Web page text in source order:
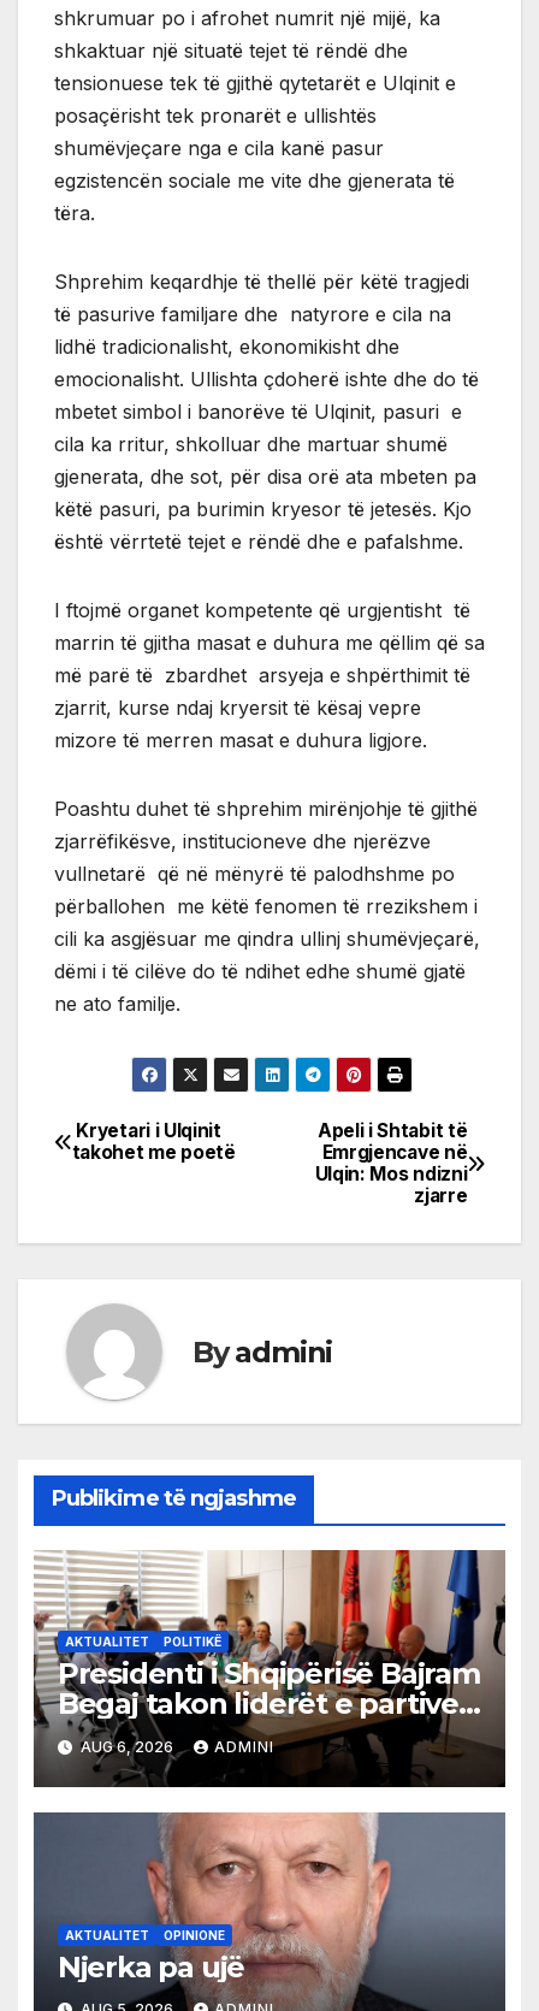
shkrumuar po i afrohet numrit një mijë, ka
shkaktuar një situatë tejet të rëndë dhe
tensionuese tek të gjithë qytetarët e Ulqinit e
posaçërisht tek pronarët e ullishtës
shumëvjeçare nga e cila kanë pasur
egzistencën sociale me vite dhe gjenerata të
tëra.
Shprehim keqardhje të thellë për këtë tragjedi
të pasurive familjare dhe natyrore e cila na
lidhë tradicionalisht, ekonomikisht dhe
emocionalisht. Ullishta çdoherë ishte dhe do të
mbetet simbol i banorëve të Ulqinit, pasuri e
cila ka rritur, shkolluar dhe martuar shumë
gjenerata, dhe sot, për disa orë ata mbeten pa
këtë pasuri, pa burimin kryesor të jetesës. Kjo
është vërrtetë tejet e rëndë dhe e pafalshme.
I ftojmë organet kompetente që urgjentisht të
marrin të gjitha masat e duhura me qëllim që sa
më parë të zbardhet arsyeja e shpërthimit të
zjarrit, kurse ndaj kryersit të kësaj vepre
mizore të merren masat e duhura ligjore.
Poashtu duhet të shprehim mirënjohje të gjithë
zjarrëfikësve, institucioneve dhe njerëzve
vullnetarë që në mënyrë të palodhshme po
përballohen me këtë fenomen të rrezikshem i
cili ka asgjësuar me qindra ullinj shumëvjeçarë,
dëmi i të cilëve do të ndihet edhe shumë gjatë
ne ato familje.
Post
Apeli i Shtabit të
Emrgjencave në
Ulqin: Mos ndizni
zjarre
Kryetari i Ulqinit
takohet me poetë
Byadmini
Publikime të ngjashme
AKTUALITET POLITIKË
Presidenti i Shqipërisë Bajram
Begaj takon liderët e partive
shqiptare në Ulqin
AUG 6, 2026 ADMINI
AKTUALITET OPINIONE
Njerka pa ujë